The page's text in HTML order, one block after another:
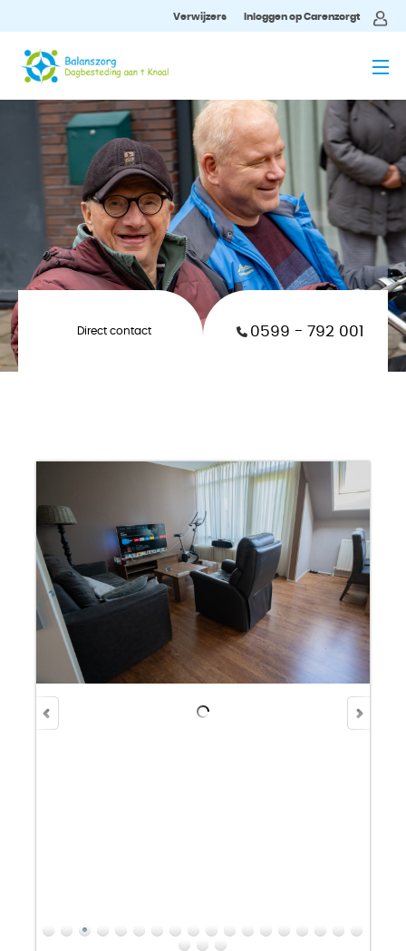
Verwijzers Inloggen op Carenzorgt
Direct contact 0599 - 792 001